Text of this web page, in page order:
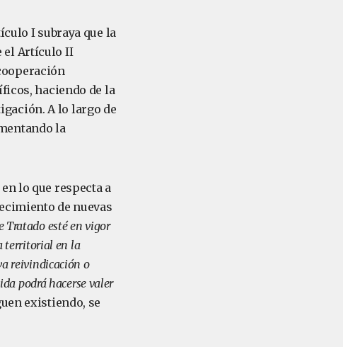
I subraya que la
el Artículo II
haciendo de la
A lo largo de
la
lo que respecta a
de nuevas
Tratado esté en vigor
territorial en la
reivindicación o
podrá hacerse valer
existiendo, se